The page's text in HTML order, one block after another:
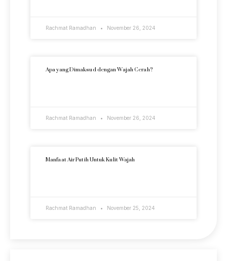
Rachmat Ramadhan November 26, 2024
Apa yang Dimaksud dengan Wajah Cerah?
Rachmat Ramadhan November 26, 2024
Manfaat Air Putih Untuk Kulit Wajah
Rachmat Ramadhan November 25, 2024